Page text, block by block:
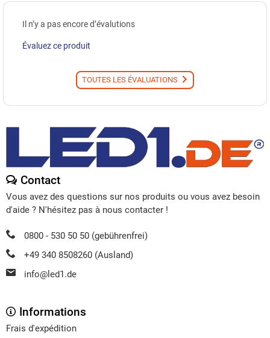
Il n’y a pas encore d’évalutions
Évaluez ce produit
TOUTES LES ÉVALUATIONS
Contact
Vous avez des questions sur nos produits ou vous avez besoin
d'aide ? N'hésitez pas à nous contacter !
0800 - 530 50 50 (gebührenfrei)
+49 340 8508260 (Ausland)
info@led1.de
Informations
Frais d'expédition